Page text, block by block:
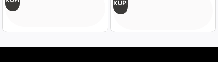
KUPI